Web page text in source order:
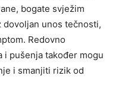
bogate svježim
unos tečnosti,
Redovno
i pušenja također mogu
i smanjiti rizik od